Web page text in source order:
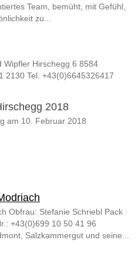
Team, bemüht, mit Gefühl,
zu...
Wipfler Hirschegg 6 8584
2130 Tel. +43(0)6645326417
2018
am 10. Februar 2018
Obfrau: Stefanie Schriebl Pack
+43(0)699 10 50 41 96
Salzkammergut und seine...